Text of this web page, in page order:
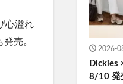
心溢れ
売。
2026-
Dickies
8/10 発